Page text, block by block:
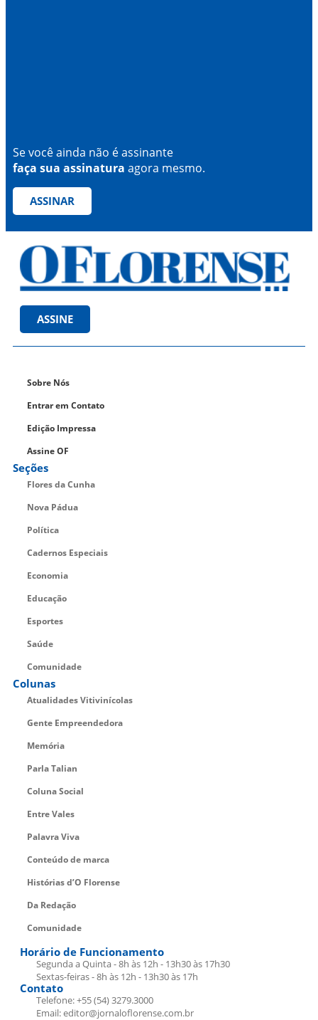
Se você ainda não é assinante
faça sua assinatura agora mesmo.
ASSINAR
ASSINE
Sobre Nós
Entrar em Contato
Edição Impressa
Assine OF
Seções
Flores da Cunha
Nova Pádua
Política
Cadernos Especiais
Economia
Educação
Esportes
Saúde
Comunidade
Colunas
Atualidades Vitivinícolas
Gente Empreendedora
Memória
Parla Talian
Coluna Social
Entre Vales
Palavra Viva
Conteúdo de marca
Histórias d’O Florense
Da Redação
Comunidade
Horário de Funcionamento
Segunda a Quinta - 8h às 12h - 13h30 às 17h30
Sextas-feiras - 8h às 12h - 13h30 às 17h
Contato
Telefone: +55 (54) 3279.3000
Email: editor@jornaloflorense.com.br